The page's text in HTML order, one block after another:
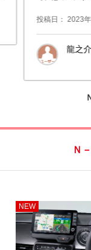
投稿日： 2023
龍之
Ｎ
NEW